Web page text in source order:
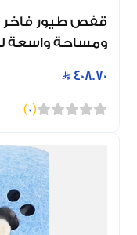
قفص طيور فاخر
ومساحة واسعة
408.70
(
0
)